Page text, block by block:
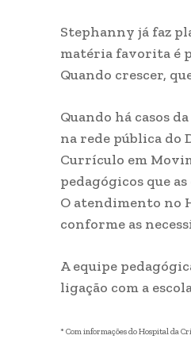
Stephanny já faz
matéria favorita é
Quando crescer,
Quando há casos
na rede pública do
Currículo em
pedagógicos que
O atendimento no
conforme as
A equipe
ligação com a
* Com informações do Hospital da